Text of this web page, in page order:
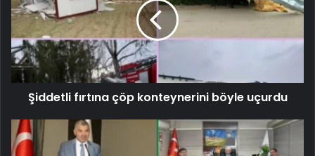
Şiddetli fırtına çöp konteynerini böyle uçurdu